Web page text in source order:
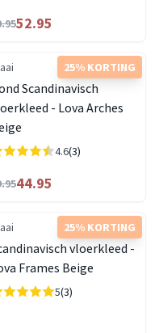
52.95
25% KORTING
Scandinavisch
- Lova Arches
4.6(3)
44.95
25% KORTING
vloerkleed -
Frames Beige
5(3)